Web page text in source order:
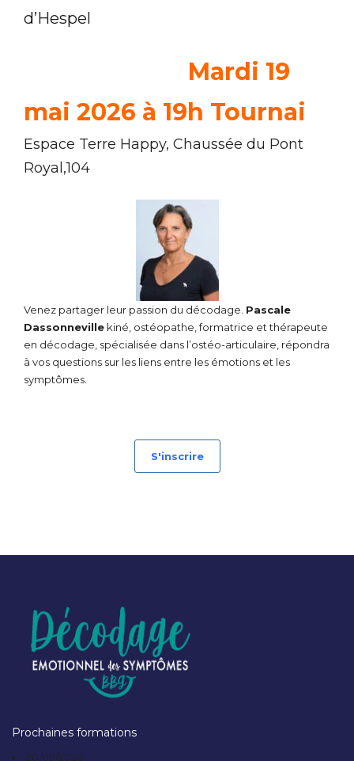
d’Hespel
Mardi 19
mai 2026 à 19h Tournai
Espace Terre Happy, Chaussée du Pont
Royal,104
Venez partager leur passion du décodage. Pascale
Dassonneville kiné, ostéopathe, formatrice et thérapeute
en décodage, spécialisée dans l’ostéo-articulaire, répondra
à vos questions sur les liens entre les émotions et les
symptômes.
S'inscrire
Prochaines formations
20/09/2026